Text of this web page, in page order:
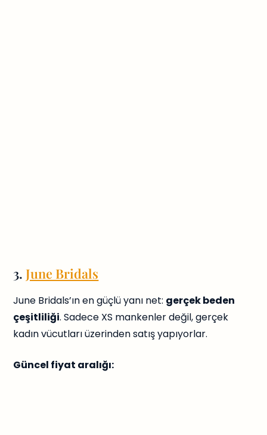
3. June Bridals
June Bridals’ın en güçlü yanı net: gerçek beden
çeşitliliği. Sadece XS mankenler değil, gerçek
kadın vücutları üzerinden satış yapıyorlar.
Güncel fiyat aralığı: